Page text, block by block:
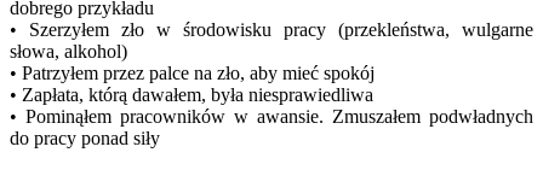
dobrego przykładu
• Szerzyłem zło w środowisku pracy (przekleństwa, wulgarne
słowa, alkohol)
• Patrzyłem przez palce na zło, aby mieć spokój
• Zapłata, którą dawałem, była niesprawiedliwa
• Pominąłem pracowników w awansie. Zmuszałem podwładnych
do pracy ponad siły